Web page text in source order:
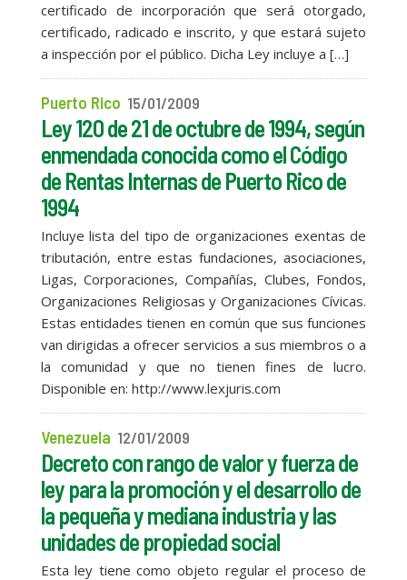
certificado de incorporación que será otorgado,
certificado, radicado e inscrito, y que estará sujeto
a inspección por el público. Dicha Ley incluye a […]
Puerto Rico 15/01/2009
Ley 120 de 21 de octubre de 1994, según
enmendada conocida como el Código
de Rentas Internas de Puerto Rico de
1994
Incluye lista del tipo de organizaciones exentas de
tributación, entre estas fundaciones, asociaciones,
Ligas, Corporaciones, Compañías, Clubes, Fondos,
Organizaciones Religiosas y Organizaciones Cívicas.
Estas entidades tienen en común que sus funciones
van dirigidas a ofrecer servicios a sus miembros o a
la comunidad y que no tienen fines de lucro.
Disponible en: http://www.lexjuris.com
Venezuela 12/01/2009
Decreto con rango de valor y fuerza de
ley para la promoción y el desarrollo de
la pequeña y mediana industria y las
unidades de propiedad social
Esta ley tiene como objeto regular el proceso de